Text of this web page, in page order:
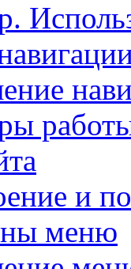
и
меню